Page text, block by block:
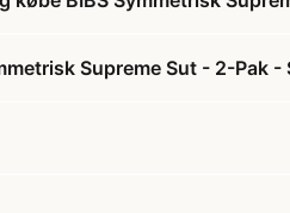
Supreme Sut - 2-Pak